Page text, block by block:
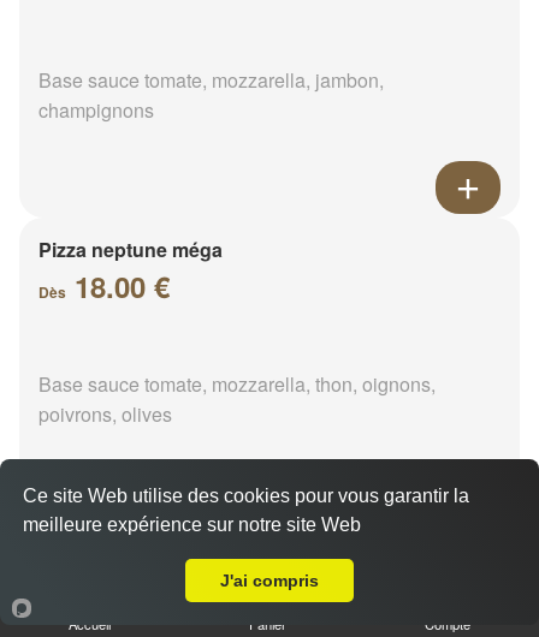
Base sauce tomate, mozzarella, jambon,
champignons
Pizza neptune méga
Dès 18.00 €
Base sauce tomate, mozzarella, thon, oignons,
poivrons, olives
Pizza napolitaine méga
Accueil Panier Compte
Ce site Web utilise des cookies pour vous garantir la
meilleure expérience sur notre site Web
J'ai compris